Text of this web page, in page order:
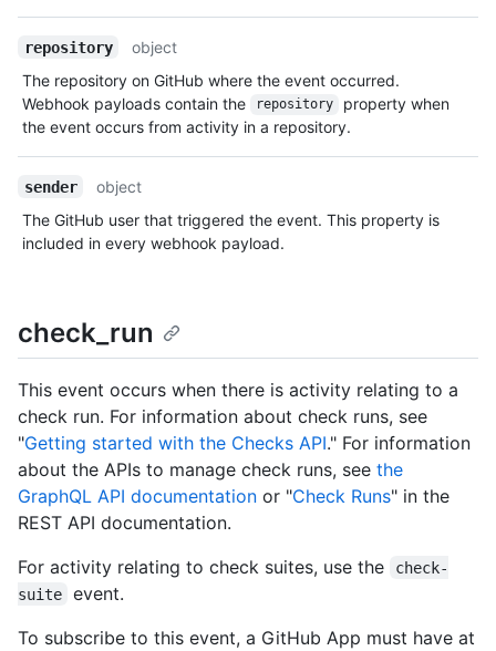
repository
object
The repository on GitHub where the event occurred.
Webhook payloads contain the
repository
property when
the event occurs from activity in a repository.
sender
object
The GitHub user that triggered the event. This property is
included in every webhook payload.
check_run
This event occurs when there is activity relating to a
check run. For information about check runs, see
"Getting started with the Checks API." For information
about the APIs to manage check runs, see the
GraphQL API documentation or "Check Runs" in the
REST API documentation.
For activity relating to check suites, use the
check-
suite
event.
To subscribe to this event, a GitHub App must have at